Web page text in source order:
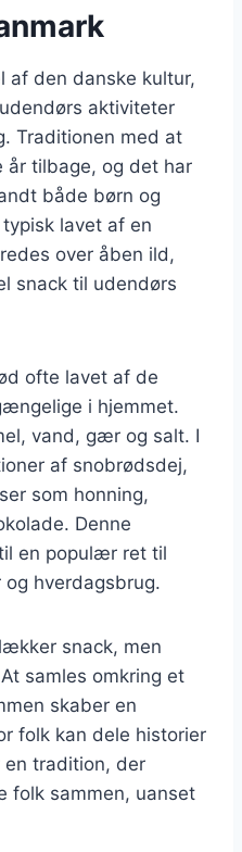
af den danske kultur,
aktiviteter
Traditionen med at
år tilbage, og det har
både børn og
lavet af en
over åben ild,
snack til udendørs
ofte lavet af de
i hjemmet.
vand, gær og salt. I
af snobrødsdej,
som honning,
Denne
en populær ret til
hverdagsbrug.
snack, men
samles omkring et
skaber en
folk kan dele historier
en tradition, der
sammen, uanset